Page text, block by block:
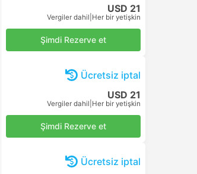
USD 21
Vergiler dahil Her bir yetişkin
Şimdi Rezerve et
Ücretsiz iptal
USD 21
Vergiler dahil Her bir yetişkin
Şimdi Rezerve et
Ücretsiz iptal